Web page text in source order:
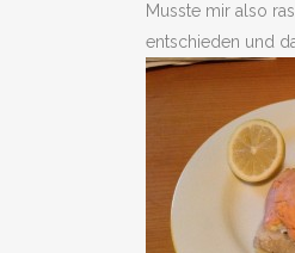
Musste mir also
entschieden und